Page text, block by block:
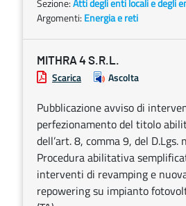
Sezione:Atti degli enti locali e degli
Argomenti: Energia e reti
MITHRA 4 S.R.L.
Scarica Ascolta
Pubblicazione avviso di
perfezionamento del titolo
dell’art. 8, comma 9, del
Procedura abilitativa
interventi di revamping e
repowering su impianto